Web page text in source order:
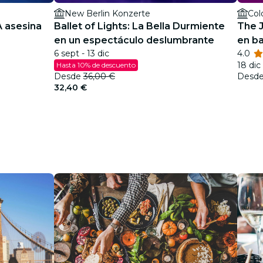
asesina
New Berlin Konzerte
Ballet of Lights: La Bella Durmiente
en un espectáculo deslumbrante
6 sept - 13 dic
Hasta 10% de descuento
Desde36,00 €
32,40 €
The
en
4.0
18